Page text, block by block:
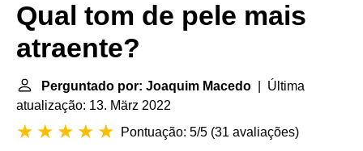
Qual tom de pele mais
atraente?
Perguntado por: Joaquim Macedo | Última
atualização: 13. März 2022
Pontuação: 5/5 (31 avaliações)